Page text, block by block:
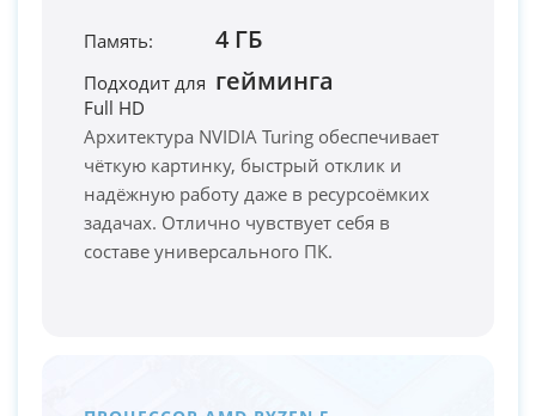
PC-Arena на карте Москвы — Яндекс Карты
Память: 4 ГБ
Подходит для
Full HD
гейминга
Архитектура NVIDIA Turing обеспечивает
чёткую картинку, быстрый отклик и
надёжную работу даже в ресурсоёмких
задачах. Отлично чувствует себя в
составе универсального ПК.